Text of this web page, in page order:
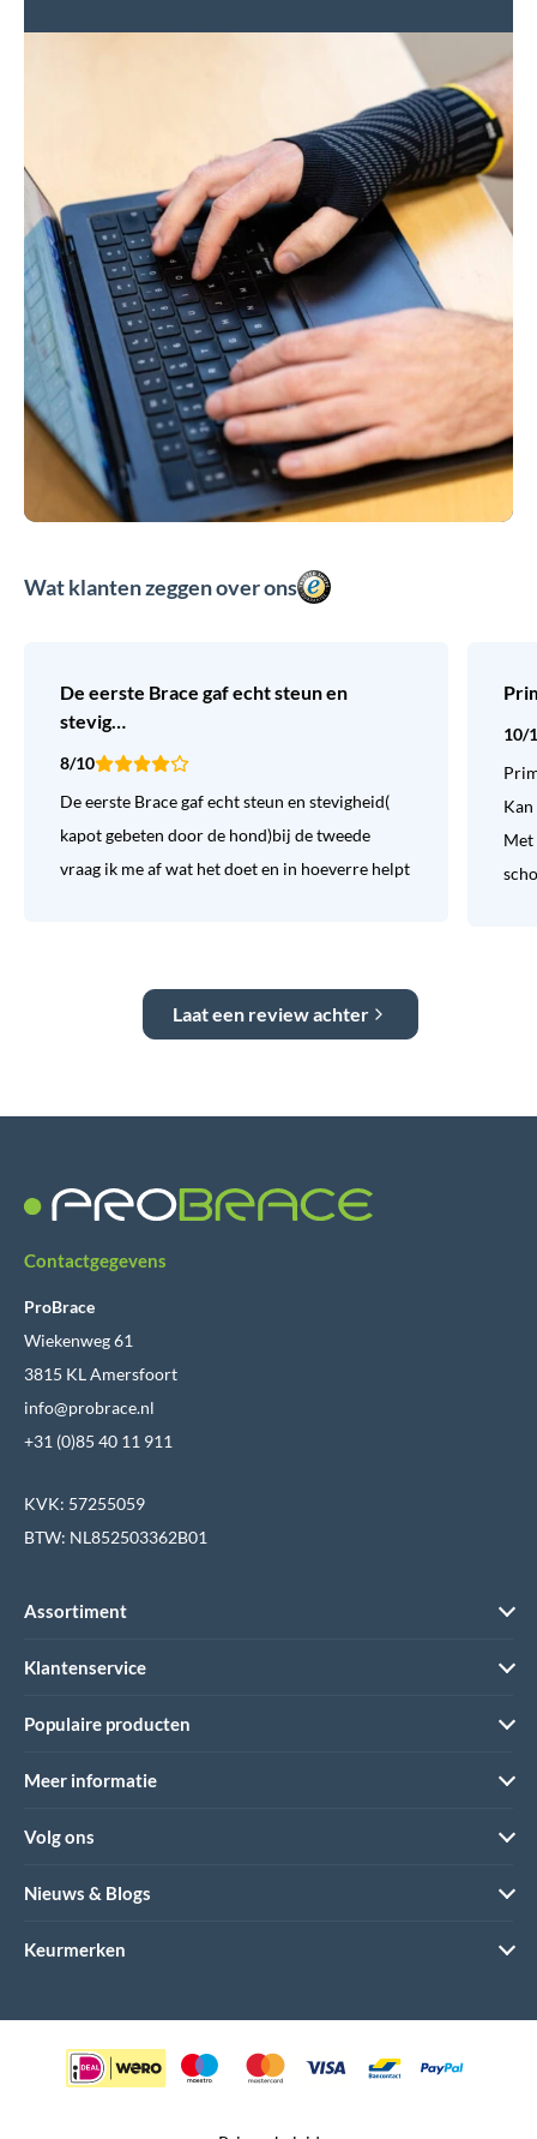
Wat klanten zeggen over ons
De eerste Brace gaf echt steun en
stevig…
8/10
De eerste Brace gaf echt steun en stevigheid(
kapot gebeten door de hond)bij de tweede
vraag ik me af wat het doet en in hoeverre helpt
10/
Met
Laat een review achter
Contactgegevens
ProBrace
Wiekenweg 61
3815 KL Amersfoort
info@probrace.nl
+31 (0)85 40 11 911
KVK: 57255059
BTW: NL852503362B01
Assortiment
Klantenservice
Populaire producten
Meer informatie
Volg ons
Nieuws & Blogs
Keurmerken